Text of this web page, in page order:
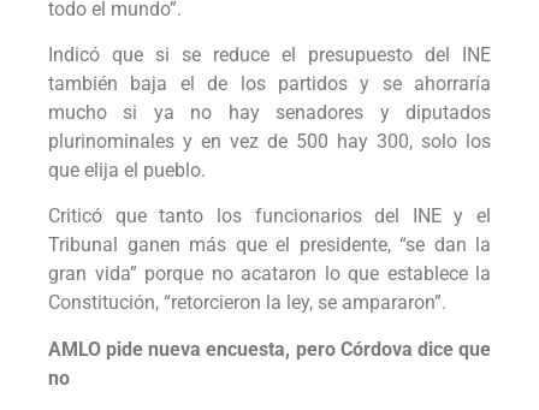
todo el mundo”.
Indicó que si se reduce el presupuesto del INE
también baja el de los partidos y se ahorraría
mucho si ya no hay senadores y diputados
plurinominales y en vez de 500 hay 300, solo los
que elija el pueblo.
Criticó que tanto los funcionarios del INE y el
Tribunal ganen más que el presidente, “se dan la
gran vida” porque no acataron lo que establece la
Constitución, “retorcieron la ley, se ampararon”.
AMLO pide nueva encuesta, pero Córdova dice que
no